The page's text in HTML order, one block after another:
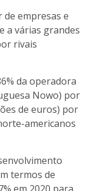
empresas e
a várias grandes
rivais
da operadora
Nowo) por
de euros) por
americanos
termos de